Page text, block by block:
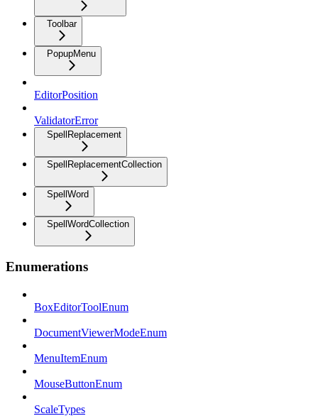
Toolbar
PopupMenu
EditorPosition
ValidatorError
SpellReplacement
SpellReplacementCollection
SpellWord
SpellWordCollection
Enumerations
BoxEditorToolEnum
DocumentViewerModeEnum
MenuItemEnum
MouseButtonEnum
ScaleTypes